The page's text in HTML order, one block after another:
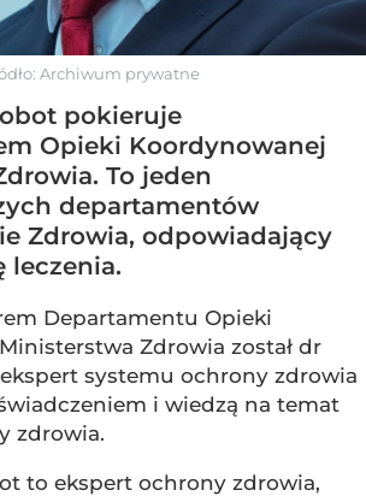
Archiwum prywatne
pokieruje
Opieki Koordynowanej
To jeden
departamentów
Zdrowia, odpowiadający
leczenia.
Departamentu Opieki
Zdrowia został dr
systemu ochrony zdrowia
i wiedzą na temat
zdrowia.
to ekspert ochrony zdrowia,